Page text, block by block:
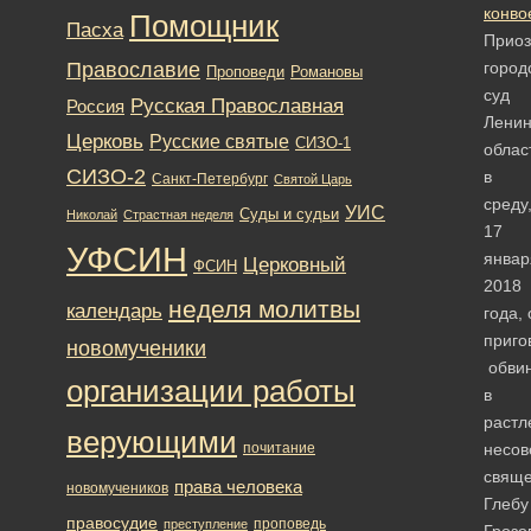
суд
в
среду,
17
2018
года,
в
Глебу
Пасха Помощник
Православие Проповеди Романовы
Россия Русская Православная
Церковь Русские святые СИЗО-1
СИЗО-2 Санкт-Петербург Святой Царь
Николай Страстная неделя Суды и судьи УИС
УФСИН ФСИН Церковный
календарь неделя молитвы
новомученики
организации работы
верующими почитание
новомучеников права человека
правосудие преступление проповедь